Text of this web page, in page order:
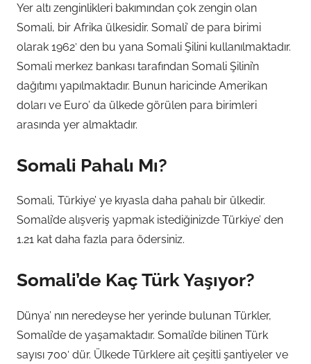
Yer altı zenginlikleri bakımından çok zengin olan
Somali, bir Afrika ülkesidir. Somali’ de para birimi
olarak 1962′ den bu yana Somali Şilini kullanılmaktadır.
Somali merkez bankası tarafından Somali Şilini’n
dağıtımı yapılmaktadır. Bunun haricinde Amerikan
doları ve Euro’ da ülkede görülen para birimleri
arasında yer almaktadır.
Somali Pahalı Mı?
Somali, Türkiye’ ye kıyasla daha pahalı bir ülkedir.
Somali’de alışveriş yapmak istediğinizde Türkiye’ den
1.21 kat daha fazla para ödersiniz.
Somali’de Kaç Türk Yaşıyor?
Dünya’ nın neredeyse her yerinde bulunan Türkler,
Somali’de de yaşamaktadır. Somali’de bilinen Türk
sayısı 700′ dür. Ülkede Türklere ait çeşitli şantiyeler ve